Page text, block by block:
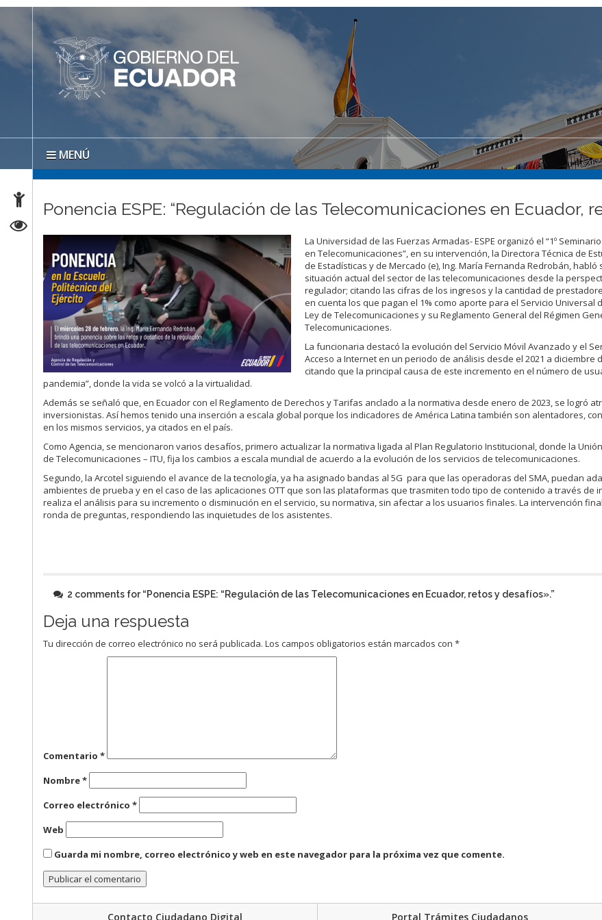
MENÚ
Ponencia ESPE: “Regulación de las Telecomunicaciones en Ecuador,
La Universidad de las Fuerzas Armadas- ESPE organizó el “1º
en Telecomunicaciones”, en su intervención, la Directora Técnica de
de Estadísticas y de Mercado (e), Ing. María Fernanda Redrobán, habló
situación actual del sector de las telecomunicaciones desde la
regulador; citando las cifras de los ingresos y la cantidad de
en cuenta los que pagan el 1% como aporte para el Servicio Universal
Ley de Telecomunicaciones y su Reglamento General del Régimen
Telecomunicaciones.
La funcionaria destacó la evolución del Servicio Móvil Avanzado y el
Acceso a Internet en un periodo de análisis desde el 2021 a diciembre
citando que la principal causa de este incremento en el número de
pandemia”, donde la vida se volcó a la virtualidad.
Además se señaló que, en Ecuador con el Reglamento de Derechos y Tarifas anclado a la normativa desde enero de 2023, se logró
inversionistas. Así hemos tenido una inserción a escala global porque los indicadores de América Latina también son alentadores,
en los mismos servicios, ya citados en el país.
Como Agencia, se mencionaron varios desafíos, primero actualizar la normativa ligada al Plan Regulatorio Institucional, donde la
de Telecomunicaciones – ITU, fija los cambios a escala mundial de acuerdo a la evolución de los servicios de telecomunicaciones.
Segundo, la Arcotel siguiendo el avance de la tecnología, ya ha asignado bandas al 5G para que las operadoras del SMA, puedan
ambientes de prueba y en el caso de las aplicaciones OTT que son las plataformas que trasmiten todo tipo de contenido a través de
realiza el análisis para su incremento o disminución en el servicio, su normativa, sin afectar a los usuarios finales. La intervención
ronda de preguntas, respondiendo las inquietudes de los asistentes.
2 comments for “Ponencia ESPE: “Regulación de las Telecomunicaciones en Ecuador, retos y desafíos».”
Deja una respuesta
Tu dirección de correo electrónico no será publicada. Los campos obligatorios están marcados con*
Comentario*
Nombre*
Correo electrónico*
Web
Guarda mi nombre, correo electrónico y web en este navegador para la próxima vez que comente.
Contacto Ciudadano Digital Portal Trámites Ciudadanos